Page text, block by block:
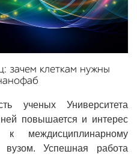
зачем клеткам нужны
ученых Университета
повышается и интерес
к междисциплинарному
вузом. Успешная работа